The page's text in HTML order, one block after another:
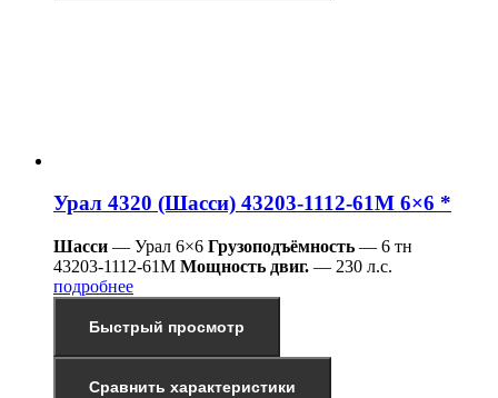
Урал 4320 (Шасси) 43203-1112-61М 6×6 *
Шасси — Урал 6×6 Грузоподъёмность — 6 тн
43203-1112-61М Мощность двиг. — 230 л.с.
подробнее
Быстрый просмотр
Сравнить характеристики